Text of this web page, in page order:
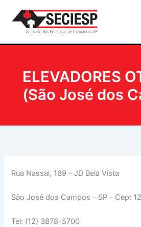
para
conteúdo
ELEVADORES
(São José dos
Rua Nassal, 169 – JD Bela Vista
São José dos Campos – SP – Cep:
Tel: (12) 3878-5700